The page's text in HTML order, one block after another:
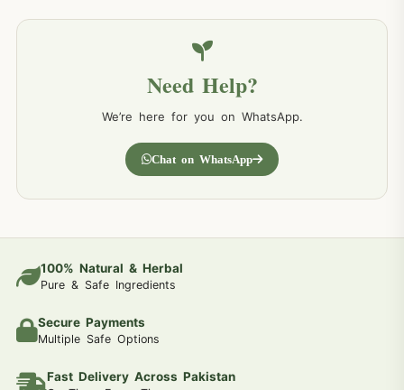
Need Help?
We’re here for you on WhatsApp.
Chat on WhatsApp
100% Natural & Herbal
Pure & Safe Ingredients
Secure Payments
Multiple Safe Options
Fast Delivery Across Pakistan